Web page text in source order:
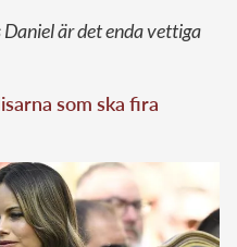
Daniel är det enda vettiga
som ska fira